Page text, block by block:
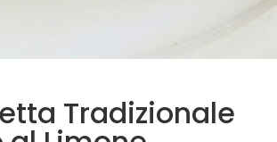
Tradizionale